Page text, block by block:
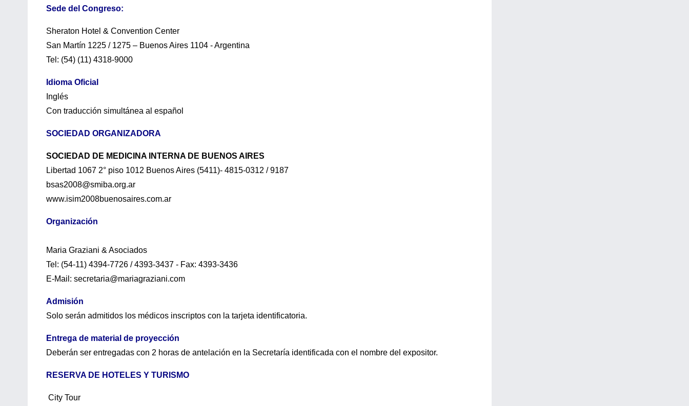
Sede del Congreso:
Sheraton Hotel & Convention Center
San Martín 1225 / 1275 – Buenos Aires 1104 - Argentina
Tel: (54) (11) 4318-9000
Idioma Oficial
Inglés
Con traducción simultánea al español
SOCIEDAD ORGANIZADORA
SOCIEDAD DE MEDICINA INTERNA DE BUENOS AIRES
Libertad 1067 2° piso 1012 Buenos Aires (5411)- 4815-0312 / 9187
bsas2008@smiba.org.ar
www.isim2008buenosaires.com.ar
Organización
Maria Graziani & Asociados
Tel: (54-11) 4394-7726 / 4393-3437 - Fax: 4393-3436
E-Mail: secretaria@mariagraziani.com
Admisión
Solo serán admitidos los médicos inscriptos con la tarjeta identificatoria.
Entrega de material de proyección
Deberán ser entregadas con 2 horas de antelación en la Secretaría identificada con el nombre del expositor.
RESERVA DE HOTELES Y TURISMO
City Tour